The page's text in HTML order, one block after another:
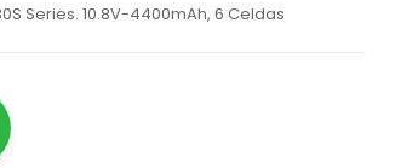
Series. 10.8V-4400mAh, 6 Celdas